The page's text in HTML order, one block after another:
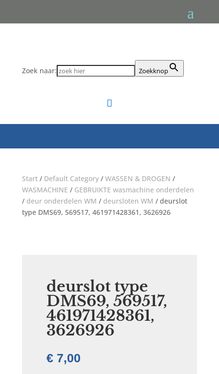
Zoek naar: Zoekknop

Start/ Default Category/ WASSEN & DROGEN /
WASMACHINE / GEBRUIKTE wasmachine onderdelen
/ deur onderdelen WM / deursloten WM / deurslot
type DMS69, 569517, 461971428361, 3626926
deurslot type
DMS69, 569517,
461971428361,
3626926
€7,00